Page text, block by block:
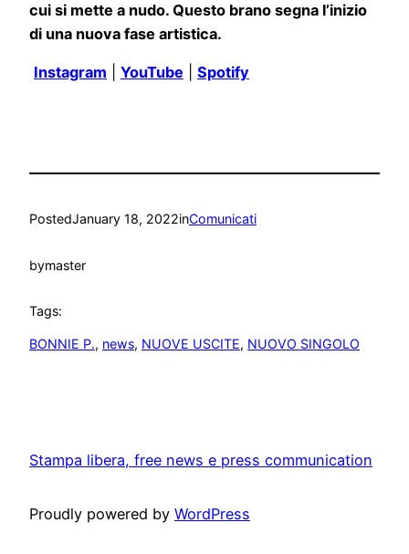
cui si mette a nudo. Questo brano segna l’inizio
di una nuova fase artistica.
Instagram YouTube Spotify
PostedJanuary 18, 2022inComunicati
bymaster
Tags:
BONNIE P., news, NUOVE USCITE, NUOVO SINGOLO
Stampa libera, free news e press communication
Proudly powered by WordPress